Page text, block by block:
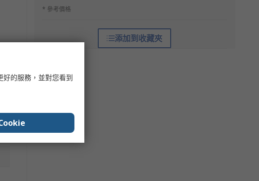
* 參考價格
添加到收藏夾
的服務，並對您看到